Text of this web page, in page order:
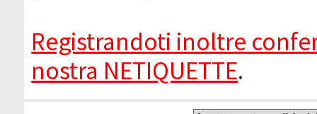
Registrandoti inoltre
nostra NETIQUETTE.